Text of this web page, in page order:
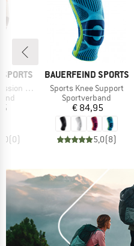
Support
(0)
MERK
BAUERFEIND SPORTS
Artikel
Sports Knee Support
Productgroep
Sportverband
Prijs
€ 84,95
5,0(8)